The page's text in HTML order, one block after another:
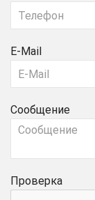
E-Mail
Сообщение
Проверка